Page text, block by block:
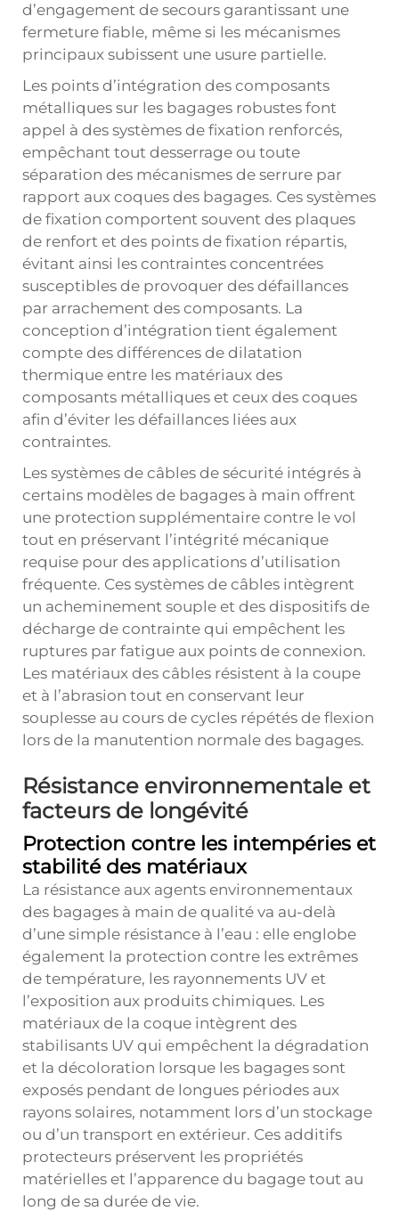
d’engagement de secours garantissant une
fermeture fiable, même si les mécanismes
principaux subissent une usure partielle.
Les points d’intégration des composants
métalliques sur les bagages robustes font
appel à des systèmes de fixation renforcés,
empêchant tout desserrage ou toute
séparation des mécanismes de serrure par
rapport aux coques des bagages. Ces systèmes
de fixation comportent souvent des plaques
de renfort et des points de fixation répartis,
évitant ainsi les contraintes concentrées
susceptibles de provoquer des défaillances
par arrachement des composants. La
conception d’intégration tient également
compte des différences de dilatation
thermique entre les matériaux des
composants métalliques et ceux des coques
afin d’éviter les défaillances liées aux
contraintes.
Les systèmes de câbles de sécurité intégrés à
certains modèles de bagages à main offrent
une protection supplémentaire contre le vol
tout en préservant l’intégrité mécanique
requise pour des applications d’utilisation
fréquente. Ces systèmes de câbles intègrent
un acheminement souple et des dispositifs de
décharge de contrainte qui empêchent les
ruptures par fatigue aux points de connexion.
Les matériaux des câbles résistent à la coupe
et à l’abrasion tout en conservant leur
souplesse au cours de cycles répétés de flexion
lors de la manutention normale des bagages.
Résistance environnementale et
facteurs de longévité
Protection contre les intempéries et
stabilité des matériaux
La résistance aux agents environnementaux
des bagages à main de qualité va au-delà
d’une simple résistance à l’eau : elle englobe
également la protection contre les extrêmes
de température, les rayonnements UV et
l’exposition aux produits chimiques. Les
matériaux de la coque intègrent des
stabilisants UV qui empêchent la dégradation
et la décoloration lorsque les bagages sont
exposés pendant de longues périodes aux
rayons solaires, notamment lors d’un stockage
ou d’un transport en extérieur. Ces additifs
protecteurs préservent les propriétés
matérielles et l’apparence du bagage tout au
long de sa durée de vie.